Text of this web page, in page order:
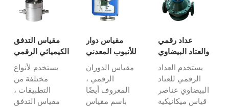
مقياس التدفق
الكيميائي الرقمي
يستخدم لأنواع
مختلفة من
التطبيقات ،
مقياس التدفق
مقياس دوار
للأنبوب المعدني
الرقمي
مقياس الدوران
الرقمي ،
المعروف أيضًا
باسم مقياس
عداد رقمي
والعتاد البيضاوي
يستخدم العداد
الرقمي للعتاد
البيضاوي عناصر
قياس ميكانيكية